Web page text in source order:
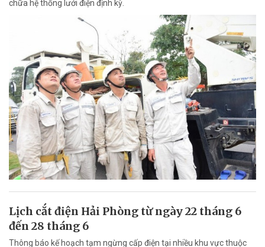
chữa hệ thống lưới điện định kỳ.
Lịch cắt điện Hải Phòng từ ngày 22 tháng 6
đến 28 tháng 6
Thông báo kế hoạch tạm ngừng cấp điện tại nhiều khu vực thuộc